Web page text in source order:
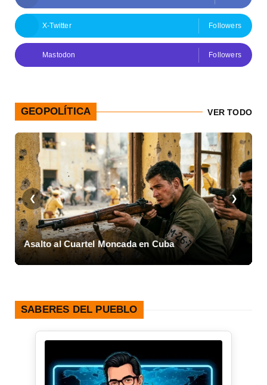
X-Twitter Followers
Mastodon Followers
GEOPOLÍTICA VER TODO
❮
Asalto al Cuartel Moncada en Cuba
❯
SABERES DEL PUEBLO